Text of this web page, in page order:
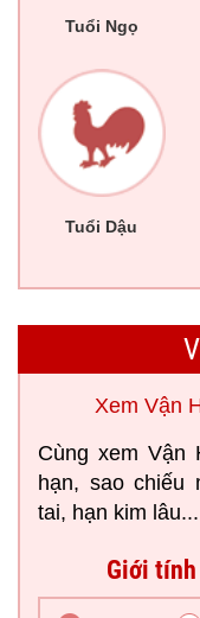
Tuổi Ngọ
Tuổi Dậu
Xem Vận
Cùng xem Vận
hạn, sao chiếu
tai, hạn kim
Giới tính